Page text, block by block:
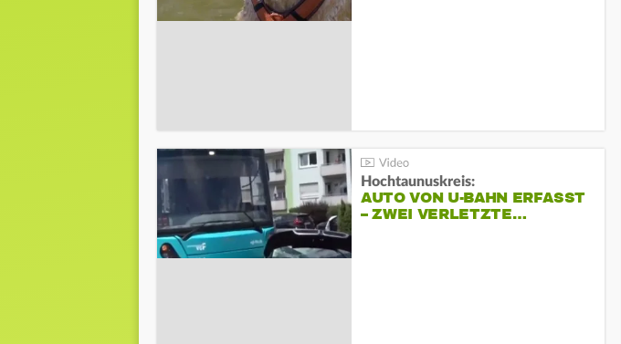
Hochtaunuskreis:
AUTO VON U-BAHN ERFASST
– ZWEI VERLETZTE…